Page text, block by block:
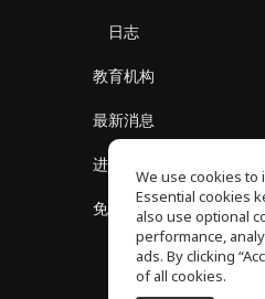
日志
教育机构
最新消息
进入社区
免费课程
We use cookies
Essential cookies
also use optional
performance,
ads. By clicking
of all cookies.